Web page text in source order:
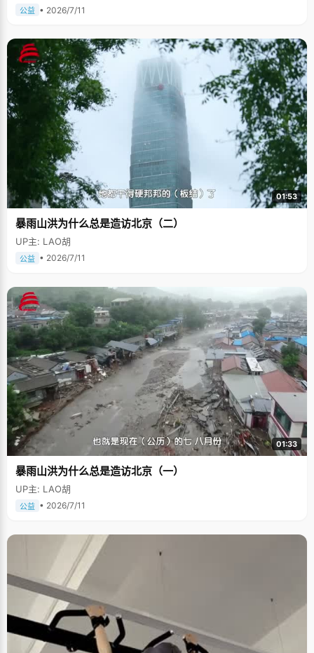
公益 • 2026/7/11
01:53
暴雨山洪为什么总是造访北京（二）
UP主: LAO胡
公益 • 2026/7/11
01:33
暴雨山洪为什么总是造访北京（一）
UP主: LAO胡
公益 • 2026/7/11